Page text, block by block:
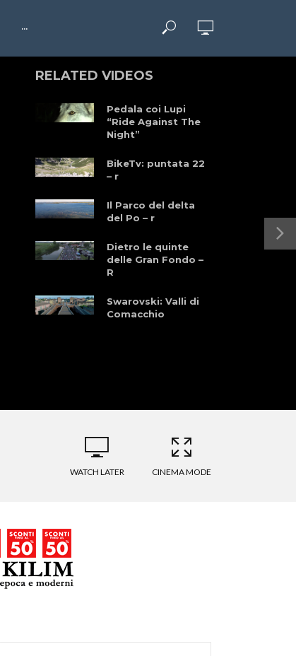
···
RELATED VIDEOS
Pedala coi Lupi
“Ride Against The
Night”
BikeTv: puntata 22
– r
Il Parco del delta
del Po – r
Dietro le quinte
delle Gran Fondo –
R
Swarovski: Valli di
Comacchio
WATCH LATER CINEMA MODE